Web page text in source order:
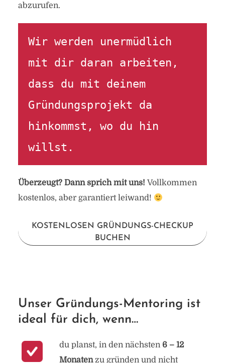
abzurufen.
Wir werden unermüdlich
mit dir daran arbeiten,
dass du mit deinem
Gründungsprojekt da
hinkommst, wo du hin
willst.
Überzeugt? Dann sprich mit uns! Vollkommen
kostenlos, aber garantiert leiwand!
KOSTENLOSEN GRÜNDUNGS-CHECKUP
BUCHEN
Unser Gründungs-Mentoring ist
ideal für dich, wenn…
du planst, in den nächsten 6 – 12
Monatenzu gründen und nicht